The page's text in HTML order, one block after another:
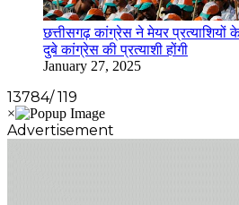
छत्तीसगढ़ कांग्रेस ने मेयर प्रत्याशियों
दुबे कांग्रेस की प्रत्याशी होंगी
January 27, 2025
13784/ 119
Advertisement